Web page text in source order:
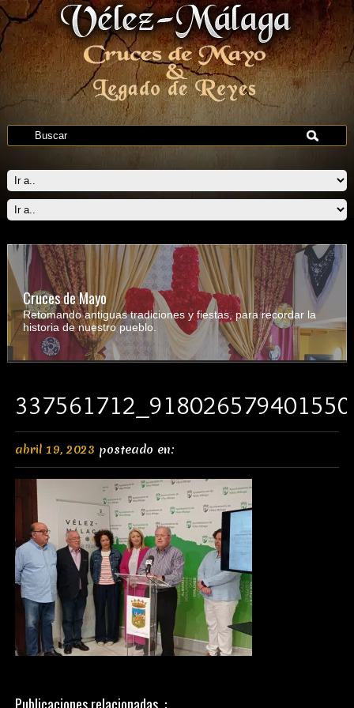
Cruces de Mayo
Retomando antiguas tradiciones y fiestas, para recordar la
historia de nuestro pueblo.
abril 19, 2023 posteado en: